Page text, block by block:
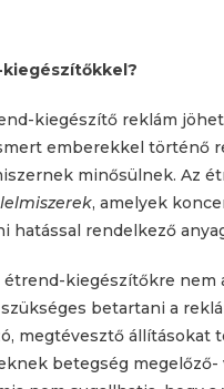
kiegészítő reklám
emberekkel történő
minősülnek. Az
, amelyek
hatással rendelkező
kiegészítőkre
betartani a
megtévesztő állításokat
betegség megelőző-